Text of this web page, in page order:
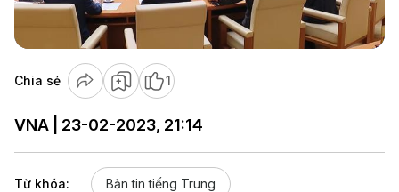
Video
Chia sẻ 1
VNA | 23-02-2023, 21:14
Từ khóa: Bản tin tiếng Trung